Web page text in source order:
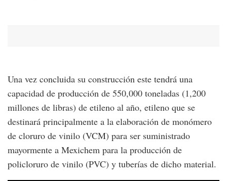
Una vez concluida su construcción este tendrá una
capacidad de producción de 550,000 toneladas (1,200
millones de libras) de etileno al año, etileno que se
destinará principalmente a la elaboración de monómero
de cloruro de vinilo (VCM) para ser suministrado
mayormente a Mexichem para la producción de
policloruro de vinilo (PVC) y tuberías de dicho material.